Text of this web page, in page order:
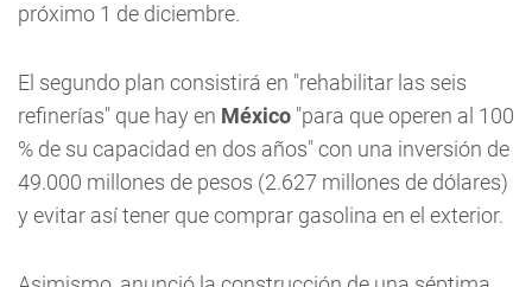
próximo 1 de diciembre.
El segundo plan consistirá en "rehabilitar las seis
refinerías" que hay en México "para que operen al 100
% de su capacidad en dos años" con una inversión de
49.000 millones de pesos (2.627 millones de dólares)
y evitar así tener que comprar gasolina en el exterior.